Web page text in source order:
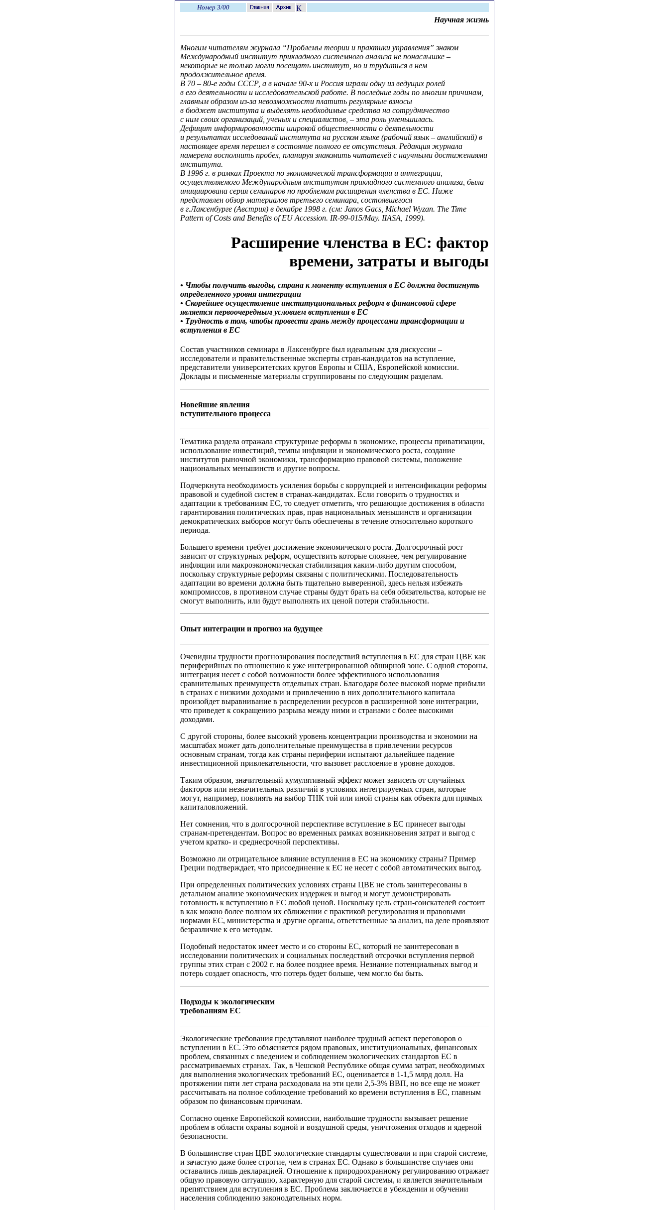
Номер 3/00
Научная жизнь
Многим читателям журнала “Проблемы теории и практики управления” знаком
Международный институт прикладного системного анализа не понаслышке –
некоторые не только могли посещать институт, но и трудиться в нем
продолжительное время.
В 70 – 80-е годы СССР, а в начале 90-х и Россия играли одну из ведущих ролей
в его деятельности и исследовательской работе. В последние годы по многим причинам,
главным образом из-за невозможности платить регулярные взносы
в бюджет института и выделять необходимые средства на сотрудничество
с ним своих организаций, ученых и специалистов, – эта роль уменьшилась.
Дефицит информированности широкой общественности о деятельности
и результатах исследований института на русском языке (рабочий язык – английский) в
настоящее время перешел в состояние полного ее отсутствия. Редакция журнала
намерена восполнить пробел, планируя знакомить читателей с научными достижениями
института.
В 1996 г. в рамках Проекта по экономической трансформации и интеграции,
осуществляемого Международным институтом прикладного системного анализа, была
инициирована серия семинаров по проблемам расширения членства в ЕС. Ниже
представлен обзор материалов третьего семинара, состоявшегося
в г.Лаксенбурге (Австрия) в декабре 1998 г. (см: Jаnos Gаcs, Michael Wyzan. The Time
Pattern of Costs and Benefits of EU Accession. IR-99-015/May. IIASA, 1999).
Расширение членства в ЕС: фактор
времени, затраты и выгоды
• Чтобы получить выгоды, страна к моменту вступления в ЕС должна достигнуть
определенного уровня интеграции
• Скорейшее осуществление институциональных реформ в финансовой сфере
является первоочередным условием вступления в ЕС
• Трудность в том, чтобы провести грань между процессами трансформации и
вступления в ЕС
Состав участников семинара в Лаксенбурге был идеальным для дискуссии –
исследователи и правительственные эксперты стран-кандидатов на вступление,
представители университетских кругов Европы и США, Европейской комиссии.
Доклады и письменные материалы сгруппированы по следующим разделам.
Новейшие явления
вступительного процесса
Тематика раздела отражала структурные реформы в экономике, процессы приватизации,
использование инвестиций, темпы инфляции и экономического роста, создание
институтов рыночной экономики, трансформацию правовой системы, положение
национальных меньшинств и другие вопросы.
Подчеркнута необходимость усиления борьбы с коррупцией и интенсификации реформы
правовой и судебной систем в странах-кандидатах. Если говорить о трудностях и
адаптации к требованиям ЕС, то следует отметить, что решающие достижения в области
гарантирования политических прав, прав национальных меньшинств и организации
демократических выборов могут быть обеспечены в течение относительно короткого
периода.
Большего времени требует достижение экономического роста. Долгосрочный рост
зависит от структурных реформ, осуществить которые сложнее, чем регулирование
инфляции или макроэкономическая стабилизация каким-либо другим способом,
поскольку структурные реформы связаны с политическими. Последовательность
адаптации во времени должна быть тщательно выверенной, здесь нельзя избежать
компромиссов, в противном случае страны будут брать на себя обязательства, которые не
смогут выполнить, или будут выполнять их ценой потери стабильности.
Опыт интеграции и прогноз на будущее
Очевидны трудности прогнозирования последствий вступления в ЕС для стран ЦВЕ как
периферийных по отношению к уже интегрированной обширной зоне. С одной стороны,
интеграция несет с собой возможности более эффективного использования
сравнительных преимуществ отдельных стран. Благодаря более высокой норме прибыли
в странах с низкими доходами и привлечению в них дополнительного капитала
произойдет выравнивание в распределении ресурсов в расширенной зоне интеграции,
что приведет к сокращению разрыва между ними и странами с более высокими
доходами.
С другой стороны, более высокий уровень концентрации производства и экономии на
масштабах может дать дополнительные преимущества в привлечении ресурсов
основным странам, тогда как страны периферии испытают дальнейшее падение
инвестиционной привлекательности, что вызовет расслоение в уровне доходов.
Таким образом, значительный кумулятивный эффект может зависеть от случайных
факторов или незначительных различий в условиях интегрируемых стран, которые
могут, например, повлиять на выбор ТНК той или иной страны как объекта для прямых
капиталовложений.
Нет сомнения, что в долгосрочной перспективе вступление в ЕС принесет выгоды
странам-претендентам. Вопрос во временных рамках возникновения затрат и выгод с
учетом кратко- и среднесрочной перспективы.
Возможно ли отрицательное влияние вступления в ЕС на экономику страны? Пример
Греции подтверждает, что присоединение к ЕС не несет с собой автоматических выгод.
При определенных политических условиях страны ЦВЕ не столь заинтересованы в
детальном анализе экономических издержек и выгод и могут демонстрировать
готовность к вступлению в ЕС любой ценой. Поскольку цель стран-соискателей состоит
в как можно более полном их сближении с практикой регулирования и правовыми
нормами ЕС, министерства и другие органы, ответственные за анализ, на деле проявляют
безразличие к его методам.
Подобный недостаток имеет место и со стороны ЕС, который не заинтересован в
исследовании политических и социальных последствий отсрочки вступления первой
группы этих стран с 2002 г. на более позднее время. Незнание потенциальных выгод и
потерь создает опасность, что потерь будет больше, чем могло бы быть.
Подходы к экологическим
требованиям ЕС
Экологические требования представляют наиболее трудный аспект переговоров о
вступлении в ЕС. Это объясняется рядом правовых, институциональных, финансовых
проблем, связанных с введением и соблюдением экологических стандартов ЕС в
рассматриваемых странах. Так, в Чешской Республике общая сумма затрат, необходимых
для выполнения экологических требований ЕС, оценивается в 1-1,5 млрд долл. На
протяжении пяти лет страна расходовала на эти цели 2,5-3% ВВП, но все еще не может
рассчитывать на полное соблюдение требований ко времени вступления в ЕС, главным
образом по финансовым причинам.
Согласно оценке Европейской комиссии, наибольшие трудности вызывает решение
проблем в области охраны водной и воздушной среды, уничтожения отходов и ядерной
безопасности.
В большинстве стран ЦВЕ экологические стандарты существовали и при старой системе,
и зачастую даже более строгие, чем в странах ЕС. Однако в большинстве случаев они
оставались лишь декларацией. Отношение к природоохранному регулированию отражает
общую правовую ситуацию, характерную для старой системы, и является значительным
препятствием для вступления в ЕС. Проблема заключается в убеждении и обучении
населения соблюдению законодательных норм.